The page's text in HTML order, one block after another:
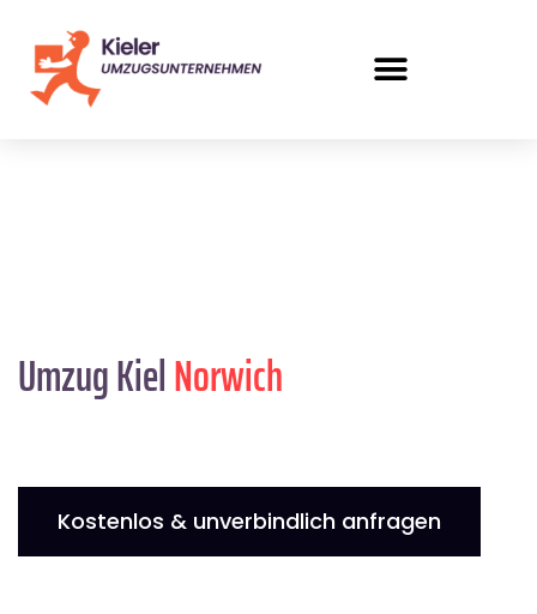
Umzug KielNorwich
Kostenlos & unverbindlich anfragen